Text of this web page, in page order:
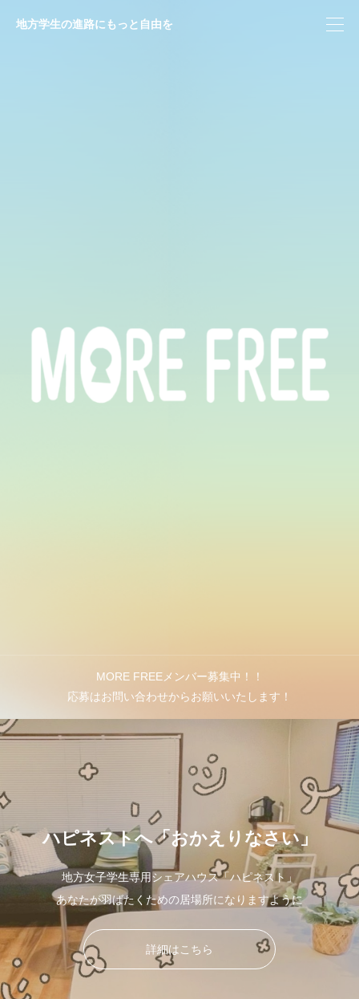
地方学生の進路にもっと自由を
MORE FREEメンバー募集中！！
応募はお問い合わせからお願いいたします！
ハピネストへ「おかえりなさい」
地方女子学生専用シェアハウス「ハピネスト」
あなたが羽ばたくための居場所になりますように
詳細はこちら